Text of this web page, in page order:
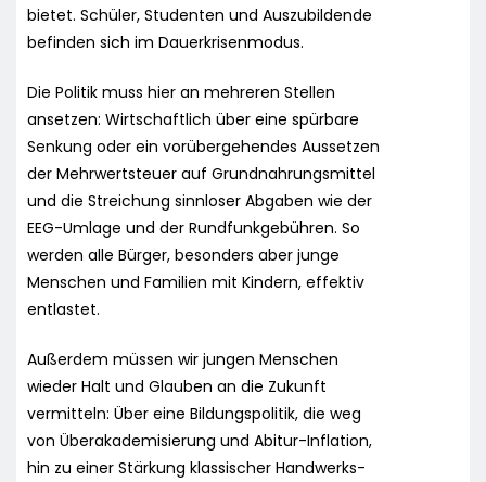
bietet. Schüler, Studenten und Auszubildende
befinden sich im Dauerkrisenmodus.
Die Politik muss hier an mehreren Stellen
ansetzen: Wirtschaftlich über eine spürbare
Senkung oder ein vorübergehendes Aussetzen
der Mehrwertsteuer auf Grundnahrungsmittel
und die Streichung sinnloser Abgaben wie der
EEG-Umlage und der Rundfunkgebühren. So
werden alle Bürger, besonders aber junge
Menschen und Familien mit Kindern, effektiv
entlastet.
Außerdem müssen wir jungen Menschen
wieder Halt und Glauben an die Zukunft
vermitteln: Über eine Bildungspolitik, die weg
von Überakademisierung und Abitur-Inflation,
hin zu einer Stärkung klassischer Handwerks-